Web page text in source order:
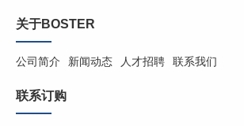
关于BOSTER
公司简介 新闻动态 人才招聘 联系我们
联系订购